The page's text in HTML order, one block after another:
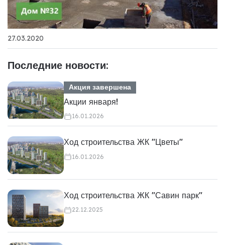
27.03.2020
Последние новости:
Акция завершена
Акции января!
16.01.2026
Ход строительства ЖК "Цветы"
16.01.2026
Ход строительства ЖК "Савин парк"
22.12.2025